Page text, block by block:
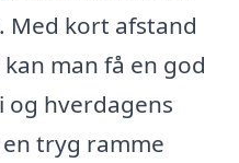
Med kort afstand
man få en god
og hverdagens
tryg ramme